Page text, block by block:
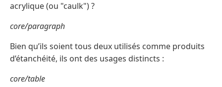
acrylique (ou "caulk") ?
core/paragraph
Bien qu’ils soient tous deux utilisés comme produits
d’étanchéité, ils ont des usages distincts :
core/table